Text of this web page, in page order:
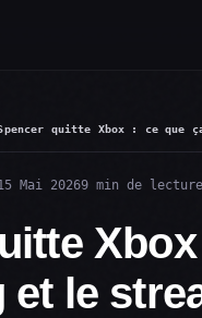
quitte Xbox : ce que
Mai 20269 min de lecture
le